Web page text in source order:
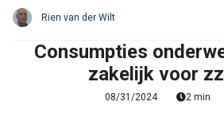
Rien van der Wilt
Consumpties
zakelijk voor
08/31/2024 2 min